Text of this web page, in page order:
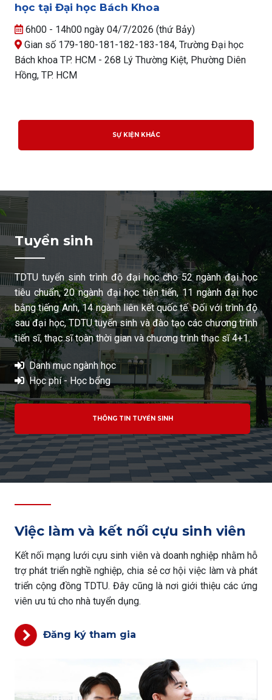
học tại Đại học Bách Khoa
6h00 - 14h00 ngày 04/7/2026 (thứ Bảy)
Gian số 179-180-181-182-183-184, Trường Đại học
Bách khoa TP. HCM - 268 Lý Thường Kiệt, Phường Diên
Hồng, TP. HCM
SỰ KIỆN KHÁC
Tuyển sinh
TDTU tuyển sinh trình độ đại học cho 52 ngành đại học
tiêu chuẩn, 20 ngành đại học tiên tiến, 11 ngành đại học
bằng tiếng Anh, 14 ngành liên kết quốc tế. Đối với trình độ
sau đại học, TDTU tuyển sinh và đào tạo các chương trình
tiến sĩ, thạc sĩ toàn thời gian và chương trình thạc sĩ 4+1.
Danh mục ngành học
Học phí - Học bổng
THÔNG TIN TUYỂN SINH
Việc làm và kết nối cựu sinh viên
Kết nối mạng lưới cựu sinh viên và doanh nghiệp nhằm hỗ
trợ phát triển nghề nghiệp, chia sẻ cơ hội việc làm và phát
triển cộng đồng TDTU. Đây cũng là nơi giới thiệu các ứng
viên ưu tú cho nhà tuyển dụng.
Đăng ký tham gia